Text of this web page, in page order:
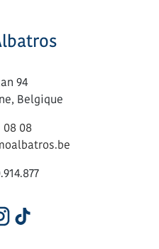
94
Belgique
08 08